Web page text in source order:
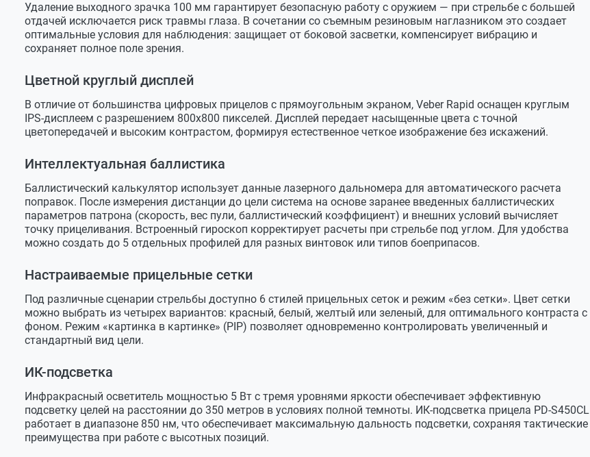
Удаление выходного зрачка 100 мм гарантирует безопасную работу с оружием — при стрельбе с большей
отдачей исключается риск травмы глаза. В сочетании со съемным резиновым наглазником это создает
оптимальные условия для наблюдения: защищает от боковой засветки, компенсирует вибрацию и
сохраняет полное поле зрения.
Цветной круглый дисплей
В отличие от большинства цифровых прицелов с прямоугольным экраном, Veber Rapid оснащен круглым
IPS-дисплеем с разрешением 800х800 пикселей. Дисплей передает насыщенные цвета с точной
цветопередачей и высоким контрастом, формируя естественное четкое изображение без искажений.
Интеллектуальная баллистика
Баллистический калькулятор использует данные лазерного дальномера для автоматического расчета
поправок. После измерения дистанции до цели система на основе заранее введенных баллистических
параметров патрона (скорость, вес пули, баллистический коэффициент) и внешних условий вычисляет
точку прицеливания. Встроенный гироскоп корректирует расчеты при стрельбе под углом. Для удобства
можно создать до 5 отдельных профилей для разных винтовок или типов боеприпасов.
Настраиваемые прицельные сетки
Под различные сценарии стрельбы доступно 6 стилей прицельных сеток и режим «без сетки». Цвет сетки
можно выбрать из четырех вариантов: красный, белый, желтый или зеленый, для оптимального контраста с
фоном. Режим «картинка в картинке» (PIP) позволяет одновременно контролировать увеличенный и
стандартный вид цели.
ИК-подсветка
Инфракрасный осветитель мощностью 5 Вт с тремя уровнями яркости обеспечивает эффективную
подсветку целей на расстоянии до 350 метров в условиях полной темноты. ИК-подсветка прицела PD-S450CL
работает в диапазоне 850 нм, что обеспечивает максимальную дальность подсветки, сохраняя тактические
преимущества при работе с высотных позиций.
Лазерный дальномер
Наличие дальномера есть
Дальность обнаружения LRF
ИК-подсветка
Наличие ИК-осветителя есть
Мощность 5 Вт
Длина волны
850 нм
Питание
Аккумулятор Сменный Li-lon аккумулятор 18650 емкость 3200 мАч
Время работы
до 5 часов
Интерфейсы подключения
Wi-Fi есть
Приложение (APP)
IOS, Android